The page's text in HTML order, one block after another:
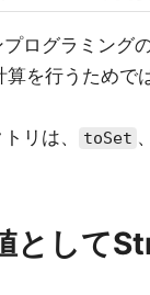
ログラミング
算を行うためで
リは、
toSet 、
として